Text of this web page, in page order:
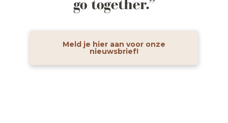
go together.”
Meld je hier aan voor onze
nieuwsbrief!